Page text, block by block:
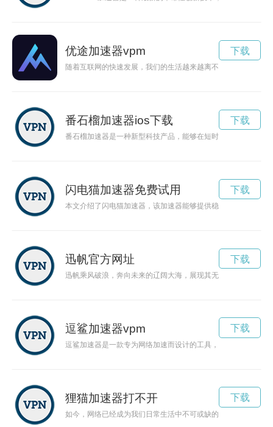
优途加速器vpm
随着互联网的快速发展，我们的生活越来越离不开网络。但网
下载
番石榴加速器ios下载
番石榴加速器是一种新型科技产品，能够在短时间内加速番石
下载
闪电猫加速器免费试用
本文介绍了闪电猫加速器，该加速器能够提供稳定的高速网络
下载
迅帆官方网址
迅帆乘风破浪，奔向未来的辽阔大海，展现其无限可能与活力。
下载
逗鲨加速器vpm
逗鲨加速器是一款专为网络加速而设计的工具，能够有效提高
下载
狸猫加速器打不开
如今，网络已经成为我们日常生活中不可或缺的一部分。然而
下载